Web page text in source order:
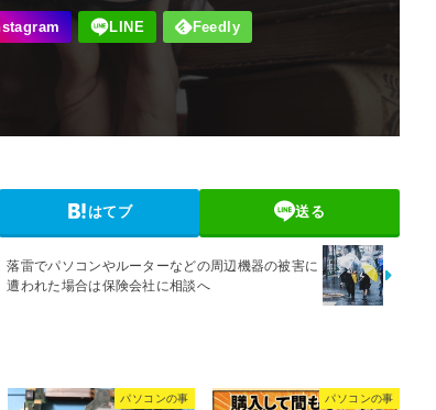
はてブ 送る
落雷でパソコンやルーターなどの周辺機器の被害に
遭われた場合は保険会社に相談へ
パソコンの事 パソコンの事